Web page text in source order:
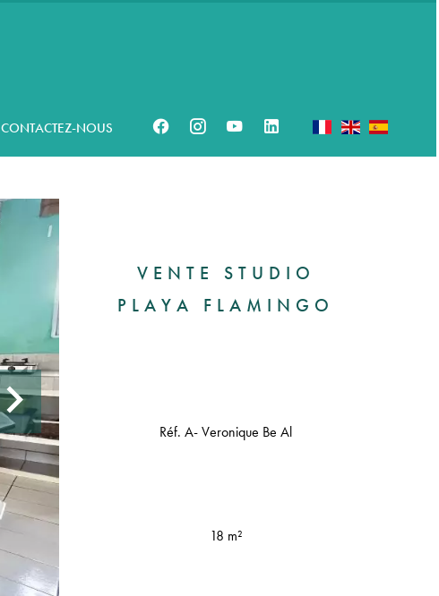
CONTACTEZ-NOUS
VENTE STUDIO
PLAYA FLAMINGO
Réf. A- Veronique Be Al
18 m²